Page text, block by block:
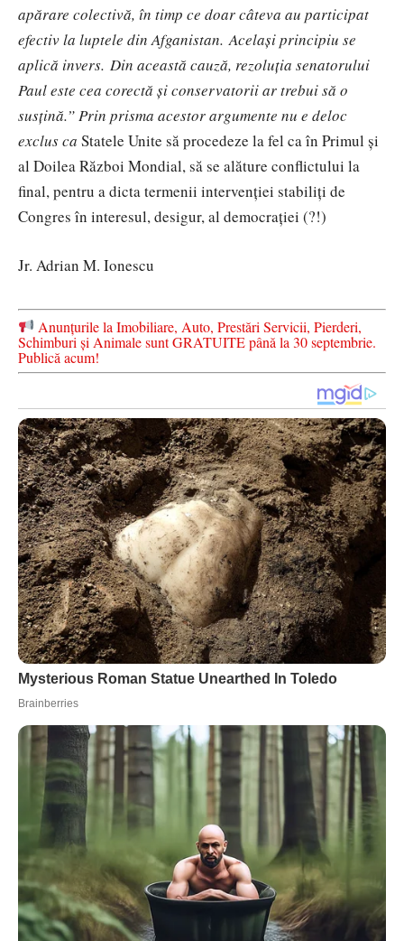
apărare colectivă, în timp ce doar câteva au participat
efectiv la luptele din Afganistan. Același principiu se
aplică invers. Din această cauză, rezoluția senatorului
Paul este cea corectă și conservatorii ar trebui să o
susțină.” Prin prisma acestor argumente nu e deloc
exclus ca Statele Unite să procedeze la fel ca în Primul și
al Doilea Război Mondial, să se alăture conflictului la
final, pentru a dicta termenii intervenției stabiliți de
Congres în interesul, desigur, al democrației (?!)
Jr. Adrian M. Ionescu
Anunțurile la Imobiliare, Auto, Prestări Servicii, Pierderi,
Schimburi și Animale sunt GRATUITE până la 30 septembrie.
Publică acum!